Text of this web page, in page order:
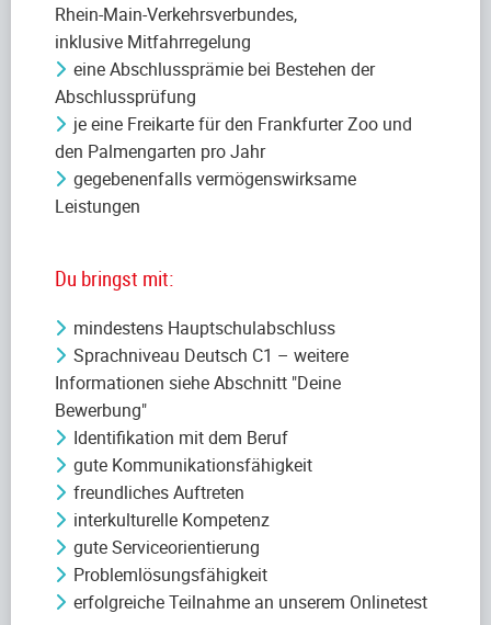
Rhein-Main-Verkehrsverbundes,
inklusive Mitfahrregelung
eine Abschlussprämie bei Bestehen der
Abschlussprüfung
je eine Freikarte für den Frankfurter Zoo und
den Palmengarten pro Jahr
gegebenenfalls vermögenswirksame
Leistungen
Du bringst mit:
mindestens Hauptschulabschluss
Sprachniveau Deutsch C1 – weitere
Informationen siehe Abschnitt "Deine
Bewerbung"
Identifikation mit dem Beruf
gute Kommunikationsfähigkeit
freundliches Auftreten
interkulturelle Kompetenz
gute Serviceorientierung
Problemlösungsfähigkeit
erfolgreiche Teilnahme an unserem Onlinetest